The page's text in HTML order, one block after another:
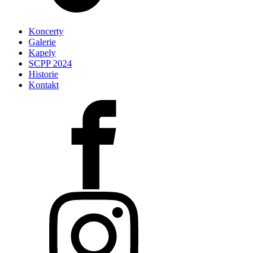
Koncerty
Galerie
Kapely
SCPP 2024
Historie
Kontakt